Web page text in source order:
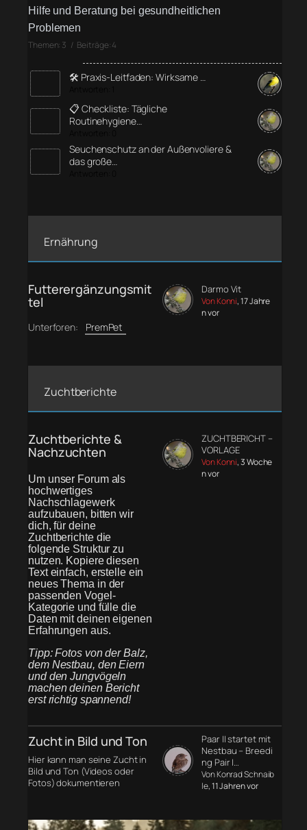
Hilfe und Beratung bei gesundheitlichen
Problemen
Themen: 3 / Beiträge: 4
🛠️ Praxis-Leitfaden: Wirksame …
📋 Checkliste: Tägliche
Routinehygiene…
Seuchenschutz an der Außenvoliere &
das große…
Ernährung
Futterergänzungsmit
tel
Unterforen: PremPet
Darmo Vit
Von Konni, 17 Jahre
n vor
Zuchtberichte
Zuchtberichte &
Nachzuchten
Um unser Forum als
hochwertiges
Nachschlagewerk
aufzubauen, bitten wir
dich, für deine
Zuchtberichte die
folgende Struktur zu
nutzen. Kopiere diesen
Text einfach, erstelle ein
neues Thema in der
passenden Vogel-
Kategorie und fülle die
Daten mit deinen eigenen
Erfahrungen aus.
Tipp: Fotos von der Balz,
dem Nestbau, den Eiern
und den Jungvögeln
machen deinen Bericht
erst richtig spannend!
ZUCHTBERICHT –
VORLAGE
Von Konni, 3 Woche
n vor
Zucht in Bild und Ton
Hier kann man seine Zucht in
Bild und Ton (Videos oder
Fotos) dokumentieren
Paar II startet mit
Nestbau – Breedi
ng Pair I…
Von Konrad Schnaib
le, 11 Jahren vor